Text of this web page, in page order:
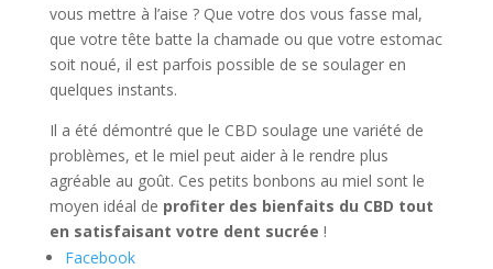
vous mettre à l’aise ? Que votre dos vous fasse mal,
que votre tête batte la chamade ou que votre estomac
soit noué, il est parfois possible de se soulager en
quelques instants.
Il a été démontré que le CBD soulage une variété de
problèmes, et le miel peut aider à le rendre plus
agréable au goût. Ces petits bonbons au miel sont le
moyen idéal de profiter des bienfaits du CBD tout
en satisfaisant votre dent sucrée !
Facebook